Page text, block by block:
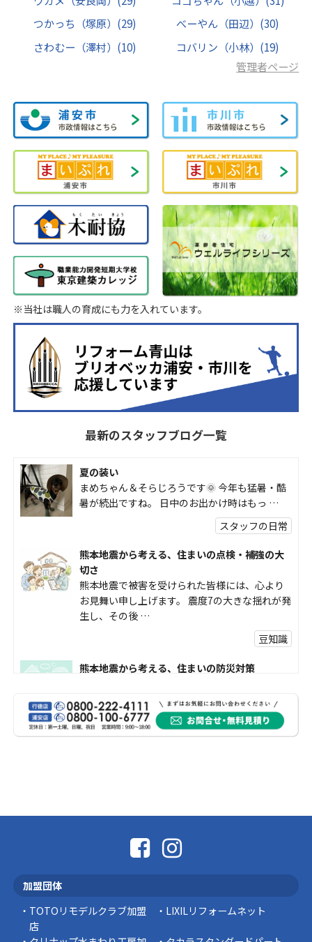
つかっち（塚原） (29) べーやん（田辺） (30)
さわむー（澤村） (10) コバリン（小林） (19)
管理者ページ
※当社は職人の育成にも力を入れています。
最新のスタッフブログ一覧
夏の装い
まめちゃん＆そらじろうです🌞 今年も猛暑・酷
暑が続出ですね。 日中のお出かけ時はもっ …
スタッフの日常
熊本地震から考える、住まいの点検・補強の大
切さ
熊本地震で被害を受けられた皆様には、心より
お見舞い申し上げます。 震度7の大きな揺れが発
生し、その後 …
豆知識
熊本地震から考える、住まいの防災対策
受けられた皆様に、心よりお見舞い申し上げま
す。 今回の地震 …
社長コラム
スタッフの日常
加盟団体
TOTOリモデルクラブ加盟
店
LIXILリフォームネット